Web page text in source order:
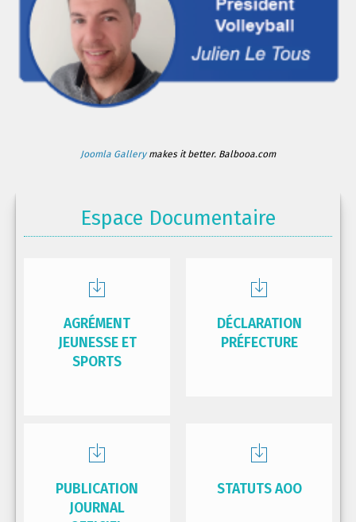
Joomla Gallerymakes it better. Balbooa.com
Espace Documentaire
AGRÉMENT
JEUNESSE ET
SPORTS
DÉCLARATION
PRÉFECTURE
PUBLICATION
JOURNAL
STATUTS AOO